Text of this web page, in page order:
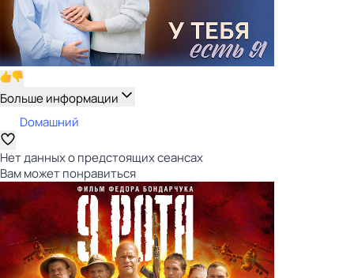
Больше информации
Dомашний
Нет данных о предстоящих сеансах
Вам может понравиться